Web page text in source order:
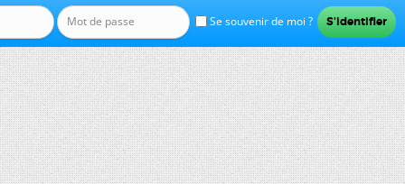
Se souvenir de moi ?